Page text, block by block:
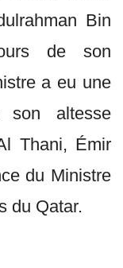
Bin
de son
a eu une
son altesse
Thani, Émir
du Ministre
du Qatar.